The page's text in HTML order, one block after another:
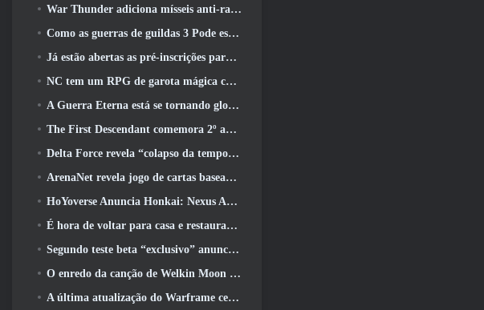
War Thunder adiciona mísseis anti-radiação e medidas de suporte eletrônico na atualização da cavalaria pesada
Como as guerras de guildas 3 Pode estar procurando inovar no espaço MMO
Já estão abertas as pré-inscrições para o MIRESI da Smilegate: Futuro Invisível
NC tem um RPG de garota mágica com um estilo de arte inspirado em anime dos anos 90 em desenvolvimento
A Guerra Eterna está se tornando global no Steam
The First Descendant comemora 2º aniversário com Descendant Fest 2026 Fluxo
Delta Force revela “colapso da temporada”, Anuncia colaboração Rainbow Six Siege
ArenaNet revela jogo de cartas baseado em Guild Wars, Enevoado
HoYoverse Anuncia Honkai: Nexus Anime “Teste de evolução”
É hora de voltar para casa e restaurar o retiro feliz onde os ventos se encontram
Segundo teste beta “exclusivo” anunciado para atiradores de sobrevivência em equipe
O enredo da canção de Welkin Moon de Genshin Impact chega ao fim.. Na lua
A última atualização do Warframe celebra todos os pais do espaço